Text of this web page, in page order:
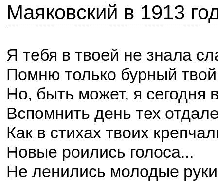
Маяковский в 1913
Я тебя в твоей не знала
Помню только бурный твой
Но, быть может, я сегодня
Вспомнить день тех
Как в стихах твоих
Новые роились голоса...
Не ленились молодые